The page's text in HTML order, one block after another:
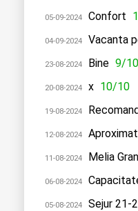
05-09-2024 Confort
04-09-2024 Vacanta
23-08-2024 Bine 9/10
20-08-2024 x 10/10
19-08-2024
12-08-2024
11-08-2024 Melia
06-08-2024
05-08-2024 Sejur 21-